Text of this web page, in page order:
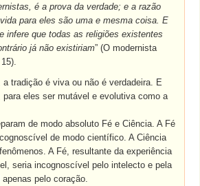
é a prova da verdade; e a razão
para eles são uma e mesma coisa. E
infere que todas as religiões existentes
já não existiriam” (O modernista
tradição é viva ou não é verdadeira. E
eles ser mutável e evolutiva como a
de modo absoluto Fé e Ciência. A Fé
de modo científico. A Ciência
A Fé, resultante da experiência
seria incognoscível pelo intelecto e pela
pelo coração.